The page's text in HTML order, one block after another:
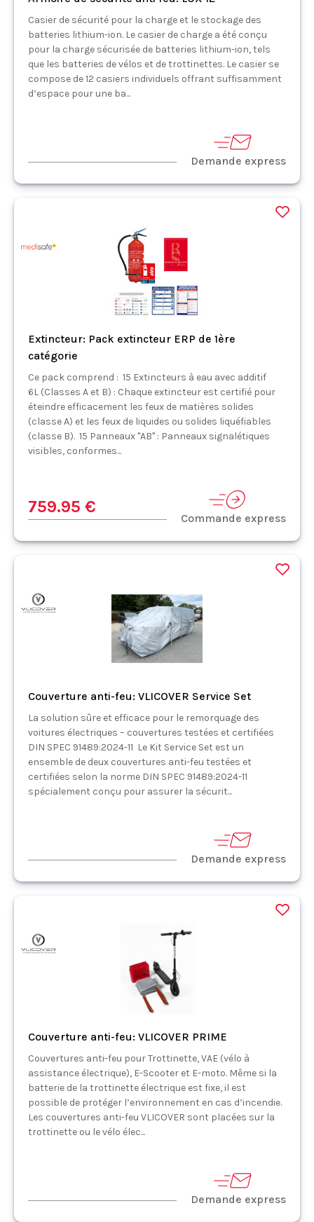
Casier de sécurité pour la charge et le stockage des
batteries lithium-ion. Le casier de charge a été conçu
pour la charge sécurisée de batteries lithium-ion, tels
que les batteries de vélos et de trottinettes. Le casier se
compose de 12 casiers individuels offrant suffisamment
d’espace pour une ba...
Demande express
Extincteur: Pack extincteur ERP de 1ère
catégorie
Ce pack comprend : 15 Extincteurs à eau avec additif
6L (Classes A et B) : Chaque extincteur est certifié pour
éteindre efficacement les feux de matières solides
(classe A) et les feux de liquides ou solides liquéfiables
(classe B). 15 Panneaux "AB" : Panneaux signalétiques
visibles, conformes...
759.95 €
Commande express
Couverture anti-feu: VLICOVER Service Set
La solution sûre et efficace pour le remorquage des
voitures électriques – couvertures testées et certifiées
DIN SPEC 91489:2024-11 Le Kit Service Set est un
ensemble de deux couvertures anti-feu testées et
certifiées selon la norme DIN SPEC 91489:2024-11
spécialement conçu pour assurer la sécurit...
Demande express
Couverture anti-feu: VLICOVER PRIME
Couvertures anti-feu pour Trottinette, VAE (vélo à
assistance électrique), E-Scooter et E-moto. Même si la
batterie de la trottinette électrique est fixe, il est
possible de protéger l’environnement en cas d’incendie.
Les couvertures anti-feu VLICOVER sont placées sur la
trottinette ou le vélo élec...
Demande express